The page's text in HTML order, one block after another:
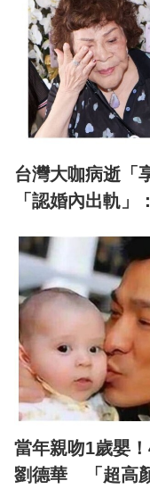
台灣大咖病逝「
「認婚內出軌」
當年親吻1歲嬰
劉德華 「超高